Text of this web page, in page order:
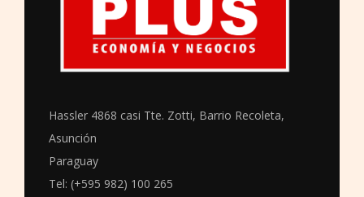
Hassler 4868 casi Tte. Zotti, Barrio Recoleta,
Asunción
Paraguay
Tel: (+595 982) 100 265